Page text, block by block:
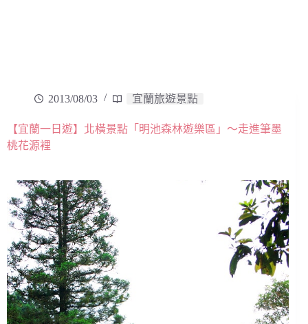
2013/08/03 宜蘭旅遊景點
【宜蘭一日遊】北橫景點「明池森林遊樂區」～走進筆墨
桃花源裡